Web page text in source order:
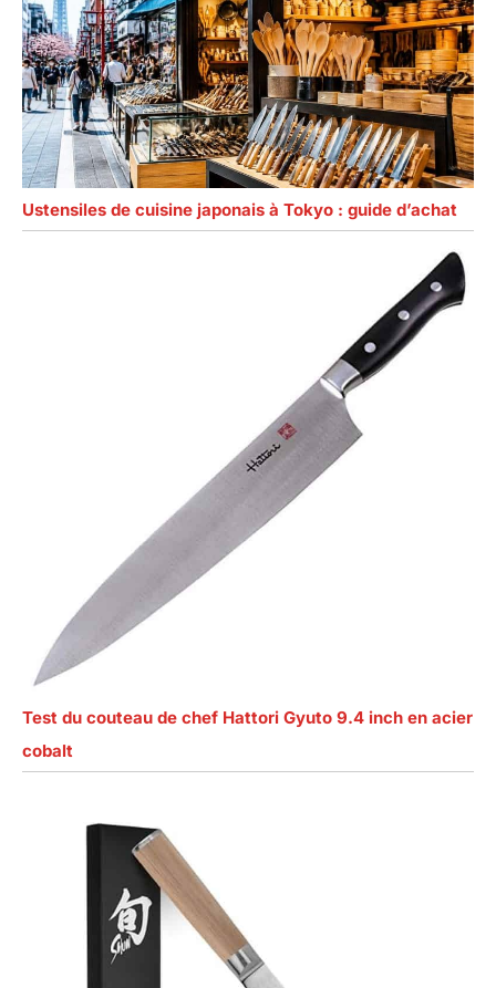
Ustensiles de cuisine japonais à Tokyo : guide d’achat
Test du couteau de chef Hattori Gyuto 9.4 inch en acier
cobalt